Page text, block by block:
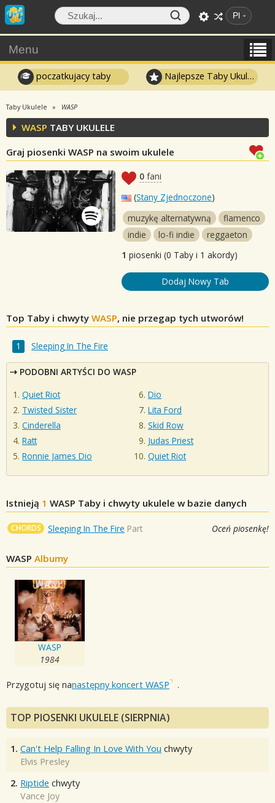
Pl
Menu
poczatkujacy taby Najlepsze Taby Ukulele
Taby Ukulele WASP
WASP TABY UKULELE
Graj piosenki WASP na swoim ukulele
0 fani
(Stany Zjednoczone)
muzykę alternatywną
flamenco
indie
lo-fi indie
reggaeton
1 piosenki (0 Taby i 1 akordy)
Dodaj Nowy Tab
Top Taby i chwyty WASP, nie przegap tych utworów!
Sleeping In The Fire
PODOBNI ARTYŚCI DO WASP
Quiet Riot
Twisted Sister
Cinderella
Ratt
Ronnie James Dio
Dio
Lita Ford
Skid Row
Judas Priest
Quiet Riot
Istnieją 1 WASP Taby i chwyty ukulele w bazie danych
CHORDS Sleeping In The Fire Part Oceń piosenkę!
WASP Albumy
WASP
1984
Przygotuj się nanastępny koncert WASP .
TOP PIOSENKI UKULELE (SIERPNIA)
1. Can't Help Falling In Love With You chwyty
Elvis Presley
2. Riptide chwyty
Vance Joy